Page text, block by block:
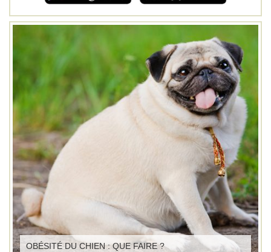
OBÉSITÉ DU CHIEN : QUE FAIRE ?